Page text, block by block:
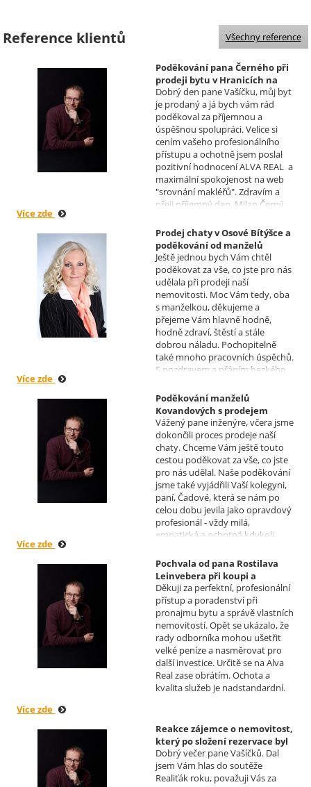
Reference klientů
Poděkování pana Černého při
prodeji bytu v Hranicích na
Moravě
Realizoval makléř: David
Vašíček
Dobrý den pane Vašíčku, můj byt
je prodaný a já bych vám rád
poděkoval za příjemnou a
úspěšnou spolupráci. Velice si
cením vašeho profesionálního
přístupu a ochotně jsem poslal
pozitivní hodnocení ALVA REAL a
maximální spokojenost na web
"srovnání makléřů". Zdravím a
přeji příjemný den, Milan Černý,
Více zde
Prodej chaty v Osové Bítýšce a
poděkování od manželů
Kovandových
Realizoval makléř: Sylva
Čadová
Ještě jednou bych Vám chtěl
poděkovat za vše, co jste pro nás
udělala při prodeji naší
nemovitosti. Moc Vám tedy, oba
s manželkou, děkujeme a
přejeme Vám hlavně hodně,
hodně zdraví, štěstí a stále
dobrou náladu. Pochopitelně
také mnoho pracovních úspěchů.
S pozdravem a přáním hezkého
Více zde
Poděkování manželů
Kovandových s prodejem
chaty v Osové Bítýšce
Realizoval makléř: David
Vašíček
Vážený pane inženýre, včera jsme
dokončili proces prodeje naší
chaty. Chceme Vám ještě touto
cestou poděkovat za vše, co jste
pro nás udělal. Naše poděkování
jsme také vyjádřili Vaší kolegyni,
paní, Čadové, která se nám po
celou dobu jevila jako opravdový
profesionál - vždy milá,
empatická a ochotná kdykoli
problému. Vaše společnost i Vy v
nás získáváte opravdu spokojené
klienty, kteří budou vaše služby
vždy doporučovat každému, kdo
je potřebuje. Věřím, že se na Vás
budeme moci obrátit i v případě
prodeje, který plánujeme v
budoucnu uskutečnit. Se
srdečným pozdravem a přáním
mnoho zdraví i úspěchů Vám
přejí manželé Kovandovi
Více zde
Pochvala od pana Rostilava
Leinvebera při koupi a
následném pronájmu
investiční nemovitosti
Realizoval makléř: David
Vašíček
Děkuji za perfektní, profesionální
přístup a poradenství při
pronajmu bytu a správě vlastních
nemovitostí. Opět se ukázalo, že
rady odborníka mohou ušetřit
velké peníze a nasměrovat pro
další investice. Určitě se na Alva
Real zase obrátím. Ochota a
kvalita služeb je nadstandardní.
Více zde
Reakce zájemce o nemovitost,
který po složení rezervace byl
nucen od koupi odstoupit.
Realizoval makléř: David
Vašíček
Dobrý večer pane Vašíčků. Dal
jsem Vám hlas do soutěže
Realiťák roku, považuji Vás za
Všechny reference